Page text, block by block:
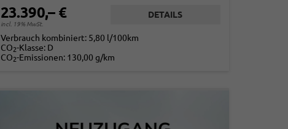
23.390,– €
incl. 19% MwSt.
DETAILS
Verbrauch kombiniert: 5,80 l/100km
CO2-Klasse: D
CO2-Emissionen: 130,00 g/km